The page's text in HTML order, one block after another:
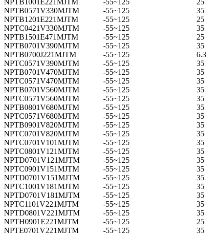
NPTB0571V330MJTM
-55~125
35
NPTB1201E221MJTM
-55~125
25
NPTC0421V330MJTM
-55~125
35
NPTB1501E471MJTM
-55~125
25
NPTB0701V390MJTM
-55~125
35
NPTB0700J221MJTM
-55~125
6.3
NPTC0571V390MJTM
-55~125
35
NPTB0701V470MJTM
-55~125
35
NPTC0571V470MJTM
-55~125
35
NPTB0701V560MJTM
-55~125
35
NPTC0571V560MJTM
-55~125
35
NPTB0801V680MJTM
-55~125
35
NPTC0571V680MJTM
-55~125
35
NPTB0901V820MJTM
-55~125
35
NPTC0701V820MJTM
-55~125
35
NPTC0701V101MJTM
-55~125
35
NPTC0801V121MJTM
-55~125
35
NPTD0701V121MJTM
-55~125
35
NPTC0901V151MJTM
-55~125
35
NPTD0701V151MJTM
-55~125
35
NPTC1001V181MJTM
-55~125
35
NPTD0701V181MJTM
-55~125
35
NPTC1101V221MJTM
-55~125
35
NPTD0801V221MJTM
-55~125
35
NPTH0901E221MJTM
-55~125
25
NPTE0701V221MJTM
-55~125
35